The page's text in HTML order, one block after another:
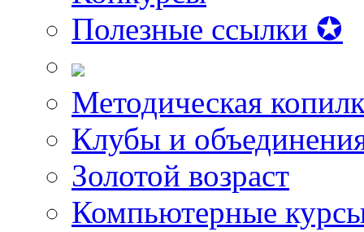
Полезные ссылки ✪
Методическая
Клубы и
Золотой возраст
Компьютерные